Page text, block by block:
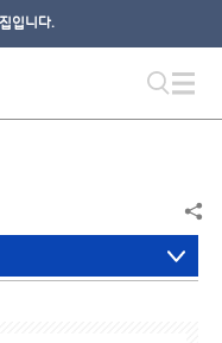
입니다.